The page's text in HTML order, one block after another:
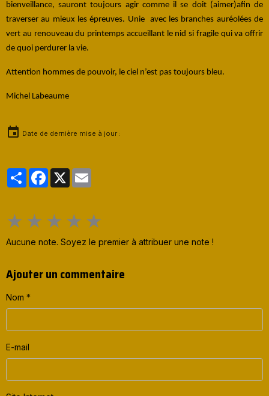
bienveillance, sauront toujours agir comme il se doit (aimer)afin de
traverser au mieux les épreuves. Unie avec les branches auréolées de
vert au renouveau du printemps accueillant le nid si fragile qui va offrir
de quoi perdurer la vie.
Attention hommes de pouvoir, le ciel n’est pas toujours bleu.
Michel Labeaume
Date de dernière mise à jour :
PartagerFacebook
X
★ ★ ★ ★ ★
Aucune note. Soyez le premier à attribuer une note !
Ajouter un commentaire
Nom
E-mail